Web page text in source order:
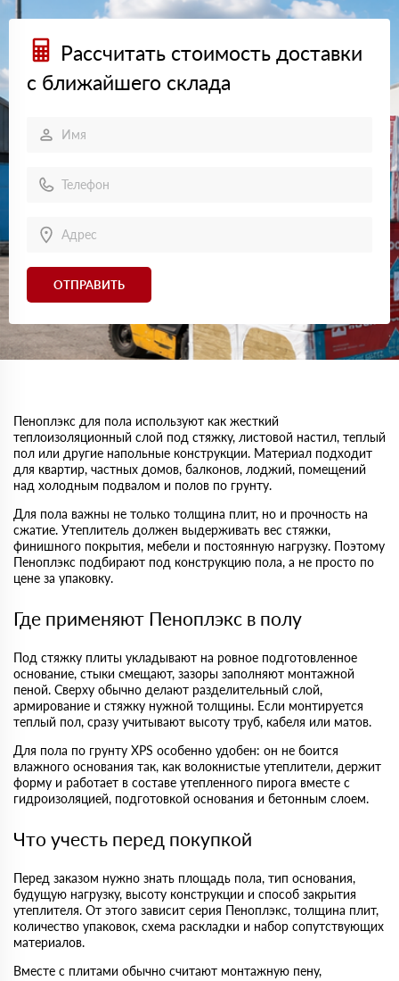
Рассчитать стоимость доставки
с ближайшего склада
ОТПРАВИТЬ
Пеноплэкс для пола используют как жесткий
теплоизоляционный слой под стяжку, листовой настил, теплый
пол или другие напольные конструкции. Материал подходит
для квартир, частных домов, балконов, лоджий, помещений
над холодным подвалом и полов по грунту.
Для пола важны не только толщина плит, но и прочность на
сжатие. Утеплитель должен выдерживать вес стяжки,
финишного покрытия, мебели и постоянную нагрузку. Поэтому
Пеноплэкс подбирают под конструкцию пола, а не просто по
цене за упаковку.
Где применяют Пеноплэкс в полу
Под стяжку плиты укладывают на ровное подготовленное
основание, стыки смещают, зазоры заполняют монтажной
пеной. Сверху обычно делают разделительный слой,
армирование и стяжку нужной толщины. Если монтируется
теплый пол, сразу учитывают высоту труб, кабеля или матов.
Для пола по грунту XPS особенно удобен: он не боится
влажного основания так, как волокнистые утеплители, держит
форму и работает в составе утепленного пирога вместе с
гидроизоляцией, подготовкой основания и бетонным слоем.
Что учесть перед покупкой
Перед заказом нужно знать площадь пола, тип основания,
будущую нагрузку, высоту конструкции и способ закрытия
утеплителя. От этого зависит серия Пеноплэкс, толщина плит,
количество упаковок, схема раскладки и набор сопутствующих
материалов.
Вместе с плитами обычно считают монтажную пену,